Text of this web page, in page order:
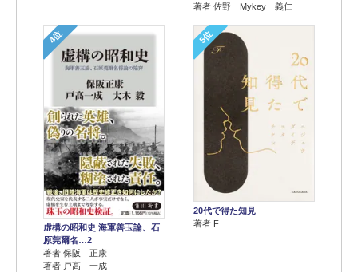
著者 佐野 Mykey 義仁
4位
虚構の昭和史 海軍善玉論、石
原莞爾名…2
著者 保阪 正康
著者 戸高 一成
5位
20代で得た知見
著者 F